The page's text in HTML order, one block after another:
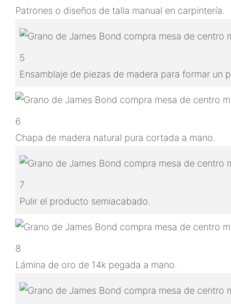
Patrones o diseños de talla manual en carpintería.
5
Ensamblaje de piezas de madera para formar un
6
Chapa de madera natural pura cortada a mano.
7
Pulir el producto semiacabado.
8
Lámina de oro de 14k pegada a mano.